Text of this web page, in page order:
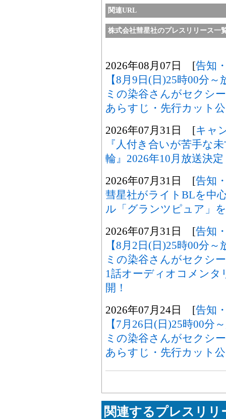
関連URL
株式会社彗星社のプレスリリース一
2026年08月07日 [告知
【8月9日(日)25時00分
ミの染谷さんがセクシ
あらすじ・先行カット
2026年07月31日 [キャ
『人付き合いが苦手な
輪』2026年10月放送決定
2026年07月31日 [告知
彗星社がライトBLを中
ル「グランツピュア」
2026年07月31日 [告知
【8月2日(日)25時00分
ミの染谷さんがセクシ
1話オーディオコメン
開！
2026年07月24日 [告知
【7月26日(日)25時00分
ミの染谷さんがセクシ
あらすじ・先行カット
関連するプレスリリ